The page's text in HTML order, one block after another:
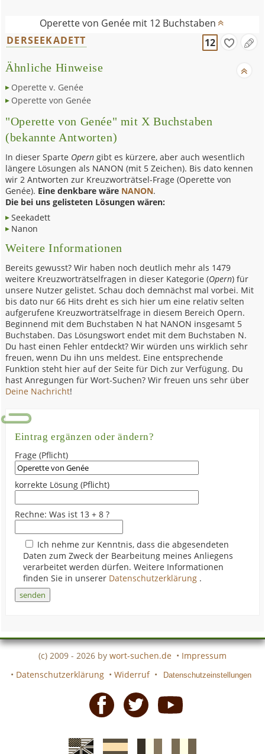
Operette von Genée mit 12 Buchstaben
DERSEEKADETT
12
Ähnliche Hinweise
Operette v. Genée
Operette von Genée
"Operette von Genée" mit X Buchstaben
(bekannte Antworten)
In dieser Sparte Opern gibt es kürzere, aber auch wesentlich
längere Lösungen als NANON (mit 5 Zeichen). Bis dato kennen
wir 2 Antworten zur Kreuzworträtsel-Frage (Operette von
Genée). Eine denkbare wäre NANON.
Die bei uns gelisteten Lösungen wären:
Seekadett
Nanon
Weitere Informationen
Bereits gewusst? Wir haben noch deutlich mehr als 1479
weitere Kreuzworträtselfragen in dieser Kategorie (Opern) für
unsere Nutzer gelistet. Schau doch demnächst mal vorbei. Mit
bis dato nur 66 Hits dreht es sich hier um eine relativ selten
aufgerufene Kreuzworträtselfrage in diesem Bereich Opern.
Beginnend mit dem Buchstaben N hat NANON insgesamt 5
Buchstaben. Das Lösungswort endet mit dem Buchstaben N.
Du hast einen Fehler entdeckt? Wir würden uns wirklich sehr
freuen, wenn Du ihn uns meldest. Eine entsprechende
Funktion steht hier auf der Seite für Dich zur Verfügung. Du
hast Anregungen für Wort-Suchen? Wir freuen uns sehr über
Deine Nachricht!
Eintrag ergänzen oder ändern?
Frage (Pflicht)
korrekte Lösung (Pflicht)
Rechne: Was ist 13 + 8 ?
Ich nehme zur Kenntnis, dass die abgesendeten
Daten zum Zweck der Bearbeitung meines Anliegens
verarbeitet werden dürfen. Weitere Informationen
finden Sie in unserer Datenschutzerklärung .
(c) 2009 - 2026 by wort-suchen.de • Impressum
• Datenschutzerklärung • Widerruf • Datenschutzeinstellungen